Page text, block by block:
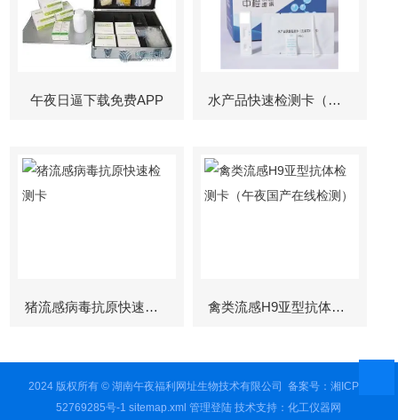
午夜日逼下载免费APP 水产品快速检测卡（孔雀石绿检测）
猪流感病毒抗原快速检测卡 禽类流感H9亚型抗体检测卡（午夜国产在线检测）
2024 版权所有 © 湖南午夜福利网址生物技术有限公司 备案号：湘ICP备
52769285号-1 sitemap.xml 管理登陆 技术支持：化工仪器网